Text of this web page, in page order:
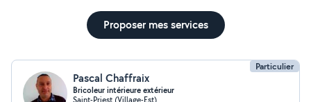
Proposer mes services
Particulier
Pascal Chaffraix
Bricoleur intérieure extérieur
Saint-Priest (Village-Est)